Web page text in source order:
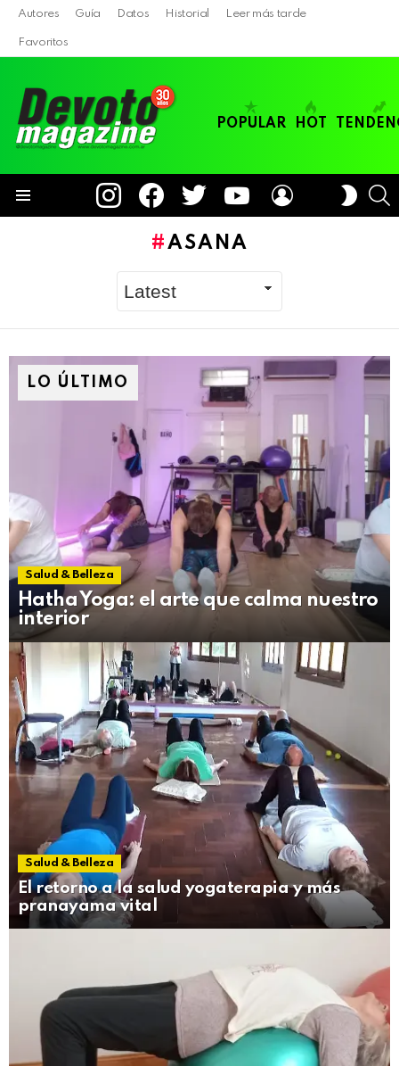
Autores Guía Datos Historial Leer más tarde
Favoritos
POPULAR HOT
instagramfacebooktwitter youtube
SKIN
ASANA
LO ÚLTIMO
Salud & Belleza
Hatha Yoga: el arte que calma nuestro
interior
Salud & Belleza
El retorno a la salud yogaterapia y más
pranayama vital